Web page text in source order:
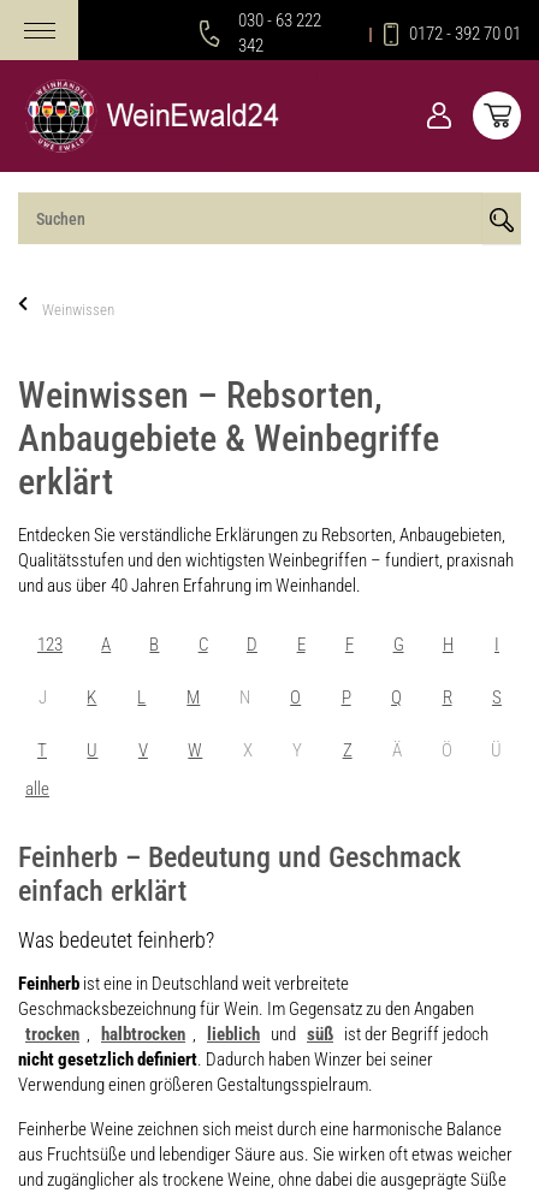
030 - 63 222
342
0172 - 392 70 01
Weinwissen
Weinwissen – Rebsorten,
Anbaugebiete & Weinbegriffe
erklärt
Entdecken Sie verständliche Erklärungen zu Rebsorten, Anbaugebieten,
Qualitätsstufen und den wichtigsten Weinbegriffen – fundiert, praxisnah
und aus über 40 Jahren Erfahrung im Weinhandel.
123 A B C D E F G H I
J K L M N O P Q R S
T U V W X Y Z Ä Ö
Ü
alle
Feinherb – Bedeutung und Geschmack
einfach erklärt
Was bedeutet feinherb?
Feinherb ist eine in Deutschland weit verbreitete
Geschmacksbezeichnung für Wein. Im Gegensatz zu den Angaben
trocken , halbtrocken , lieblich und süß ist der Begriff jedoch
nicht gesetzlich definiert. Dadurch haben Winzer bei seiner
Verwendung einen größeren Gestaltungsspielraum.
Feinherbe Weine zeichnen sich meist durch eine harmonische Balance
aus Fruchtsüße und lebendiger Säure aus. Sie wirken oft etwas weicher
und zugänglicher als trockene Weine, ohne dabei die ausgeprägte Süße